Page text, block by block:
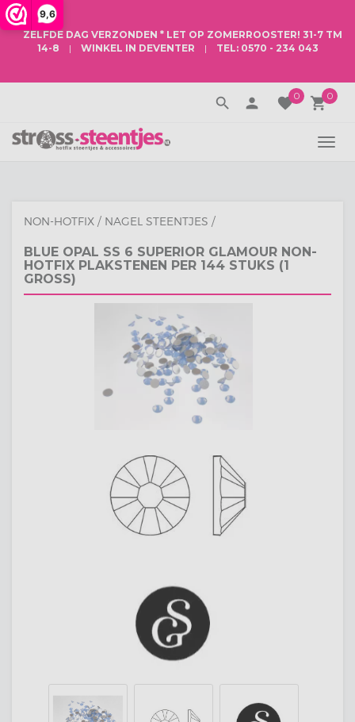
9,6
ZELFDE DAG VERZONDEN * LET OP ZOMERROOSTER! 31-7 TM
14-8
| WINKEL IN DEVENTER | TEL: 0570 - 234 043
local_grocery_store0
favorite0
search person
NON-HOTFIX / NAGEL STEENTJES /
BLUE OPAL SS 6 SUPERIOR GLAMOUR NON-
HOTFIX PLAKSTENEN PER 144 STUKS (1
GROSS)